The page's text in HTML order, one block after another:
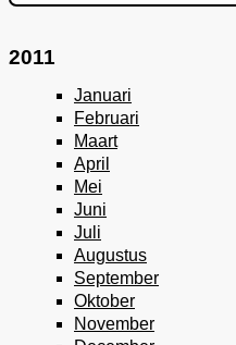
2011
Januari
Februari
Maart
April
Mei
Juni
Juli
Augustus
September
Oktober
November